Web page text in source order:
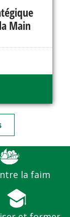
cookies sont
permettent
Main
la faim